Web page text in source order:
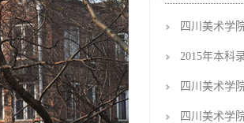
四川美术学
2015年本科
四川美术学
四川美术学